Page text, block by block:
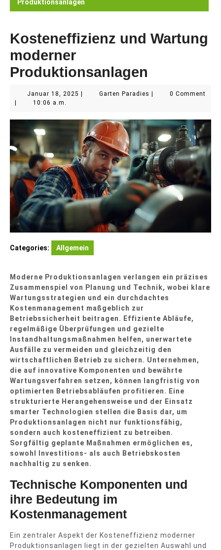
Produktionsanlagen
Kosteneffizienz und Wartung
moderner
Produktionsanlagen
Januar 18, 2025 JanuarGarten Paradies Garten 0 Comment
10:06 a.m.
Categories: Allgemein
Moderne Produktionsanlagen verlangen ein präzises
Zusammenspiel von Planung und Technik, wobei klare
Wartungsstrategien und ein durchdachtes
Kostenmanagement maßgeblich zur
Betriebssicherheit beitragen. Effiziente Abläufe,
regelmäßige Überprüfungen und gezielte
Instandhaltungsmaßnahmen helfen, unerwartete
Ausfälle zu vermeiden und gleichzeitig den
wirtschaftlichen Betrieb zu sichern. Unternehmen,
die auf innovative Komponenten und bewährte
Wartungsverfahren setzen, können langfristig von
optimierten Betriebsabläufen profitieren. Eine
strukturierte Herangehensweise und der Einsatz
smarter Technologien stellen die Basis dar, um
Produktionsanlagen nicht nur funktionsfähig,
sondern auch kosteneffizient zu betreiben.
Sorgfältig geplante Maßnahmen ermöglichen es,
sowohl Investitions- als auch Betriebskosten
nachhaltig zu senken.
Technische Komponenten und
ihre Bedeutung im
Kostenmanagement
Ein zentraler Aspekt der Kosteneffizienz moderner
Produktionsanlagen liegt in der gezielten Auswahl und